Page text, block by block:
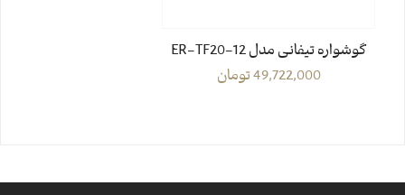
گوشواره تیفانی مدل ER-TF20-12
49,722,000تومان